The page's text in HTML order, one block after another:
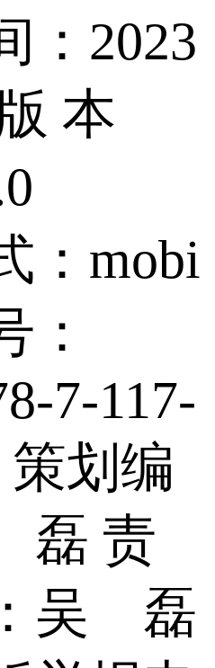
：2023
本
mobi
：
7-117-
策划编
磊 责
吴 磊